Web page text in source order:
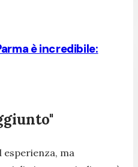
è incredibile:
esperienza, ma